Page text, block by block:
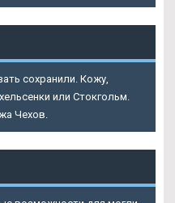
сохранили. Кожу,
или Стокгольм.
Чехов.